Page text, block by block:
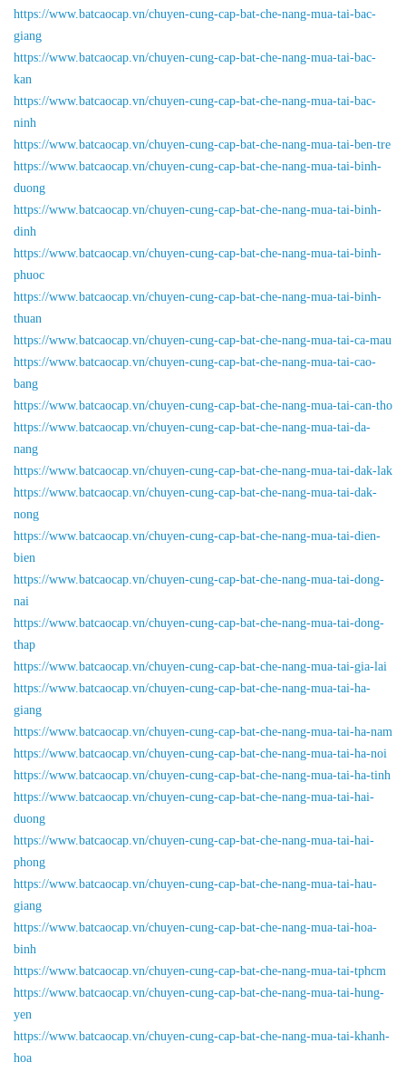
https://www.batcaocap.vn/chuyen-cung-cap-bat-che-nang-mua-tai-bac-
giang
https://www.batcaocap.vn/chuyen-cung-cap-bat-che-nang-mua-tai-bac-
kan
https://www.batcaocap.vn/chuyen-cung-cap-bat-che-nang-mua-tai-bac-
ninh
https://www.batcaocap.vn/chuyen-cung-cap-bat-che-nang-mua-tai-ben-tre
https://www.batcaocap.vn/chuyen-cung-cap-bat-che-nang-mua-tai-binh-
duong
https://www.batcaocap.vn/chuyen-cung-cap-bat-che-nang-mua-tai-binh-
dinh
https://www.batcaocap.vn/chuyen-cung-cap-bat-che-nang-mua-tai-binh-
phuoc
https://www.batcaocap.vn/chuyen-cung-cap-bat-che-nang-mua-tai-binh-
thuan
https://www.batcaocap.vn/chuyen-cung-cap-bat-che-nang-mua-tai-ca-mau
https://www.batcaocap.vn/chuyen-cung-cap-bat-che-nang-mua-tai-cao-
bang
https://www.batcaocap.vn/chuyen-cung-cap-bat-che-nang-mua-tai-can-tho
https://www.batcaocap.vn/chuyen-cung-cap-bat-che-nang-mua-tai-da-
nang
https://www.batcaocap.vn/chuyen-cung-cap-bat-che-nang-mua-tai-dak-lak
https://www.batcaocap.vn/chuyen-cung-cap-bat-che-nang-mua-tai-dak-
nong
https://www.batcaocap.vn/chuyen-cung-cap-bat-che-nang-mua-tai-dien-
bien
https://www.batcaocap.vn/chuyen-cung-cap-bat-che-nang-mua-tai-dong-
nai
https://www.batcaocap.vn/chuyen-cung-cap-bat-che-nang-mua-tai-dong-
thap
https://www.batcaocap.vn/chuyen-cung-cap-bat-che-nang-mua-tai-gia-lai
https://www.batcaocap.vn/chuyen-cung-cap-bat-che-nang-mua-tai-ha-
giang
https://www.batcaocap.vn/chuyen-cung-cap-bat-che-nang-mua-tai-ha-nam
https://www.batcaocap.vn/chuyen-cung-cap-bat-che-nang-mua-tai-ha-noi
https://www.batcaocap.vn/chuyen-cung-cap-bat-che-nang-mua-tai-ha-tinh
https://www.batcaocap.vn/chuyen-cung-cap-bat-che-nang-mua-tai-hai-
duong
https://www.batcaocap.vn/chuyen-cung-cap-bat-che-nang-mua-tai-hai-
phong
https://www.batcaocap.vn/chuyen-cung-cap-bat-che-nang-mua-tai-hau-
giang
https://www.batcaocap.vn/chuyen-cung-cap-bat-che-nang-mua-tai-hoa-
binh
https://www.batcaocap.vn/chuyen-cung-cap-bat-che-nang-mua-tai-tphcm
https://www.batcaocap.vn/chuyen-cung-cap-bat-che-nang-mua-tai-hung-
yen
https://www.batcaocap.vn/chuyen-cung-cap-bat-che-nang-mua-tai-khanh-
hoa